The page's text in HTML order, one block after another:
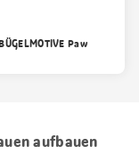
Paw
aufbauen